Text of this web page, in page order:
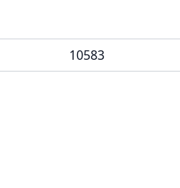
10583